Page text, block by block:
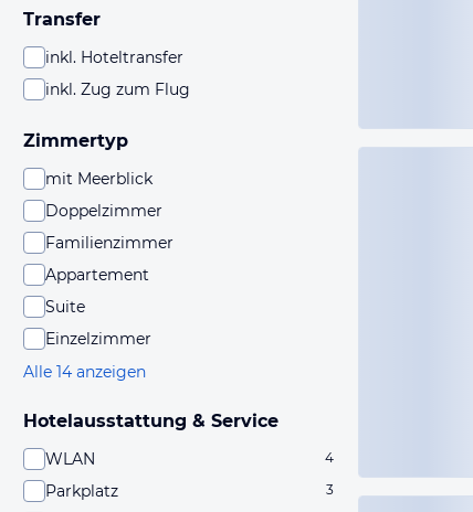
Transfer
inkl. Hoteltransfer
inkl. Zug zum Flug
Zimmertyp
mit Meerblick
Doppelzimmer
Familienzimmer
Appartement
Suite
Einzelzimmer
Alle 14 anzeigen
Hotelausstattung & Service
WLAN 4
Parkplatz 3